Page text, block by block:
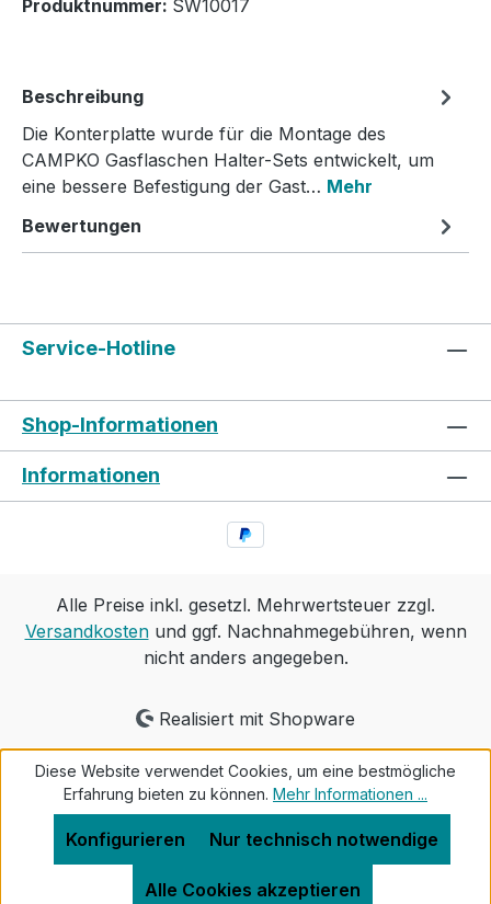
Produktnummer: SW10017
Beschreibung
Die Konterplatte wurde für die Montage des
CAMPKO Gasflaschen Halter-Sets entwickelt, um
eine bessere Befestigung der Gast… Mehr
Bewertungen
Service-Hotline
Shop-Informationen
Informationen
Alle Preise inkl. gesetzl. Mehrwertsteuer zzgl.
Versandkostenund ggf. Nachnahmegebühren, wenn
nicht anders angegeben.
Realisiert mit Shopware
Diese Website verwendet Cookies, um eine bestmögliche
Erfahrung bieten zu können. Mehr Informationen ...
Nur technisch notwendige
Konfigurieren
Alle Cookies akzeptieren